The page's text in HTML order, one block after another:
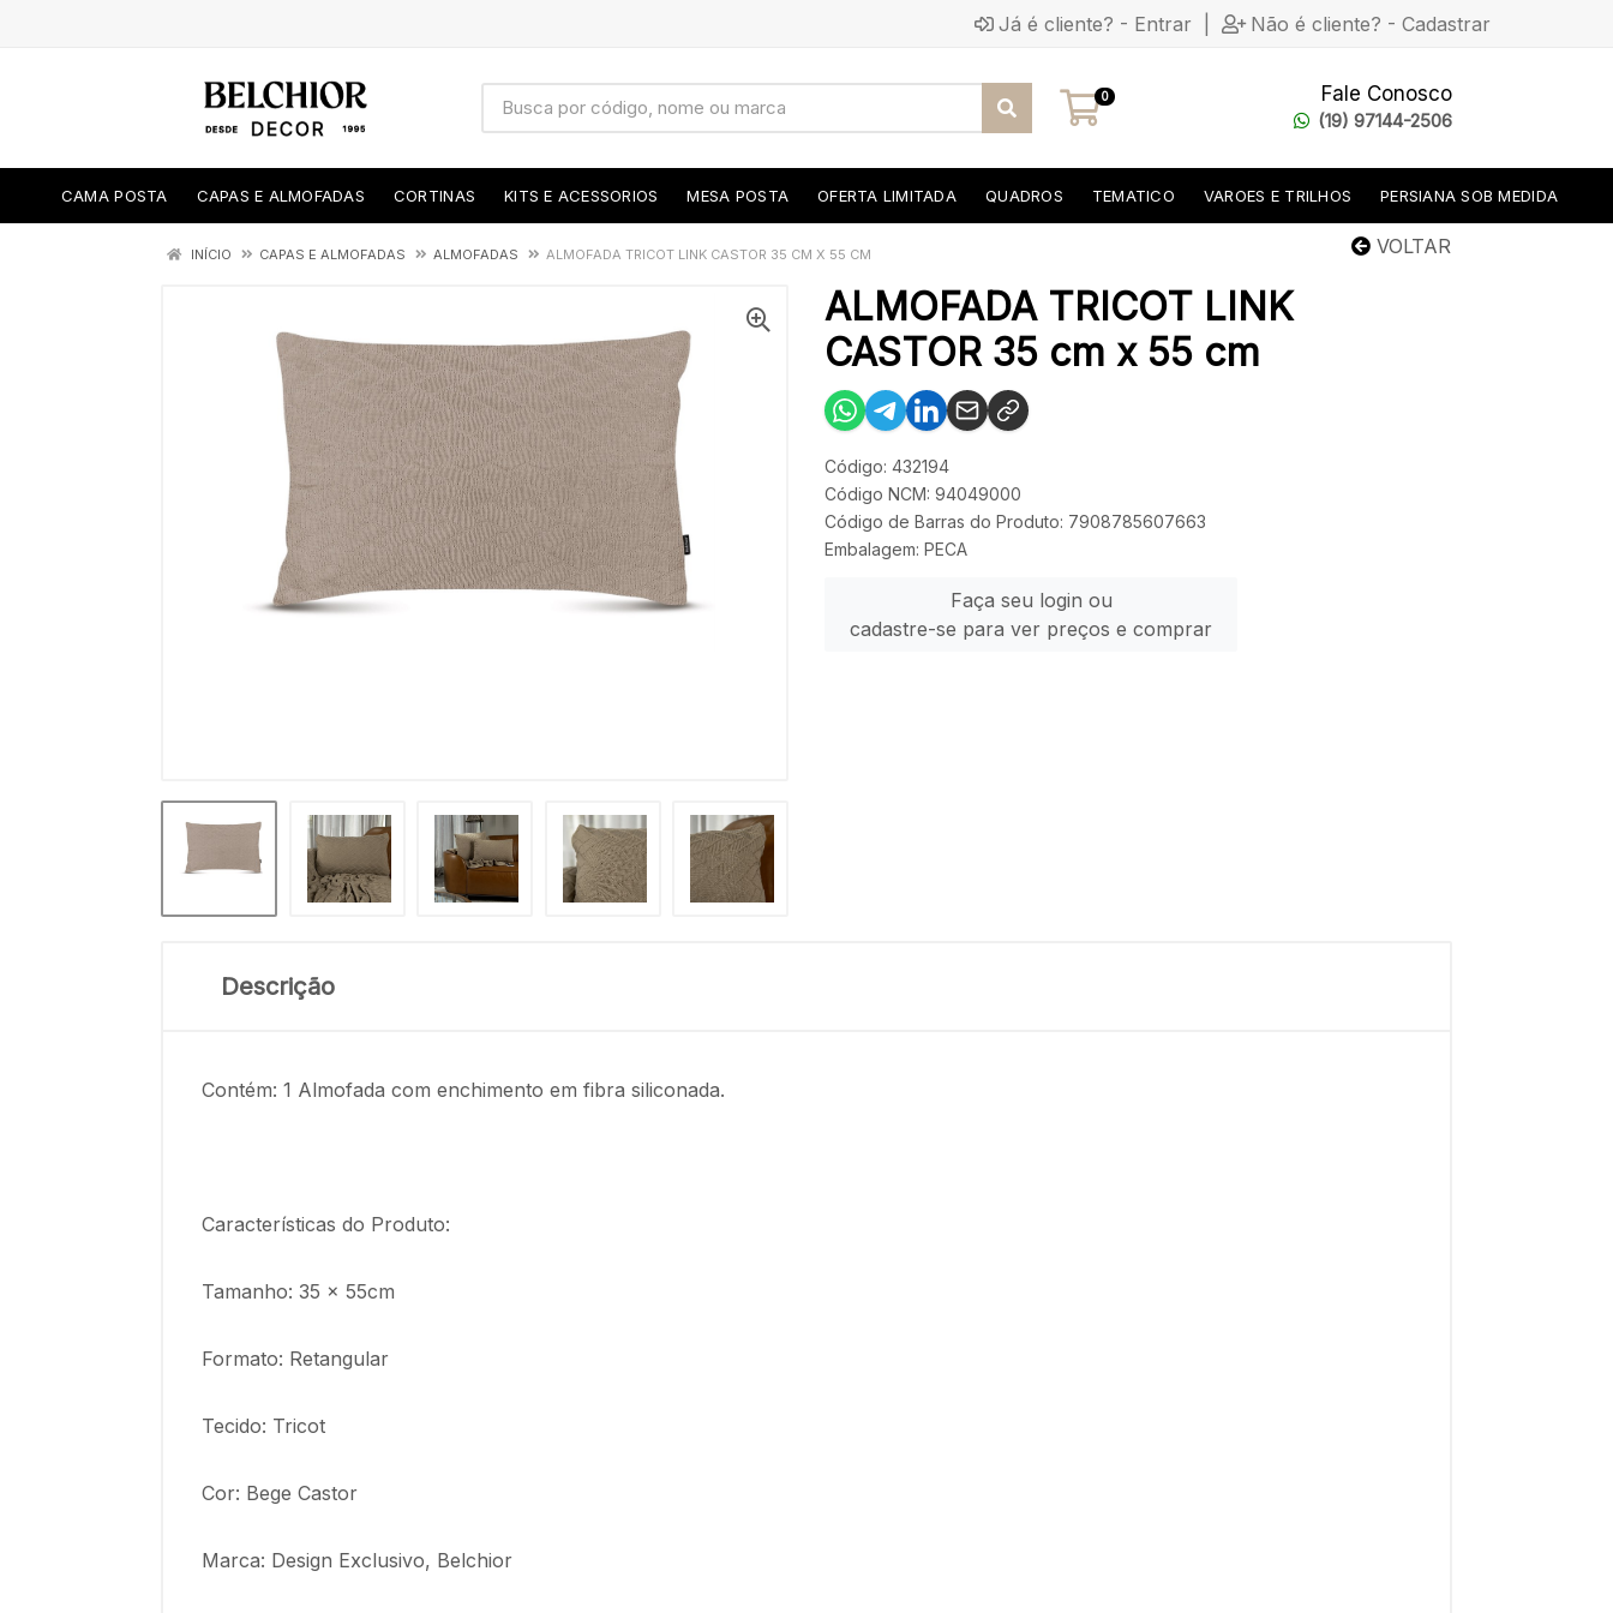
Já é cliente? - Entrar Não é cliente? - Cadastrar
0 Fale Conosco
(19) 97144-2506
CAMA POSTA CAPAS E ALMOFADAS CORTINAS KITS E ACESSORIOS MESA POSTA OFERTA LIMITADA QUADROS TEMATICO VAROES E TRILHOS PERSIANA SOB MEDIDA
VOLTAR
INÍCIO CAPAS E ALMOFADAS ALMOFADAS ALMOFADA TRICOT LINK CASTOR 35 CM X 55 CM
ALMOFADA TRICOT LINK
CASTOR 35 cm x 55 cm
Código: 432194
Código NCM: 94049000
Código de Barras do Produto: 7908785607663
Embalagem: PECA
Faça seu login ou
cadastre-se para ver preços e comprar
Descrição
Contém: 1 Almofada com enchimento em fibra siliconada.
Características do Produto:
Tamanho: 35 x 55cm
Formato: Retangular
Tecido: Tricot
Cor: Bege Castor
Marca: Design Exclusivo, Belchior